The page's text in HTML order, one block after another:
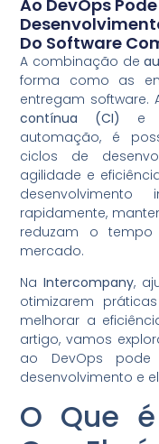
Ao DevOps
Do Software
A combinação de
forma como as
entregam software.
contínua (CI)
automação, é
ciclos de
agilidade e
desenvolvimento
rapidamente,
reduzam o
mercado.
NaIntercompany,
otimizarem
melhorar a
artigo, vamos
ao DevOps
desenvolvimento e
O Que